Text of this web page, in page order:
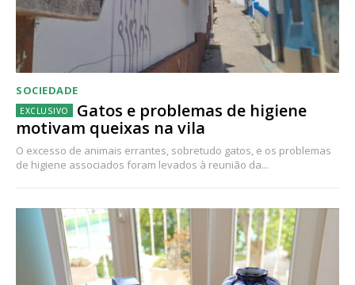
SOCIEDADE
Gatos e problemas de higiene
motivam queixas na vila
O excesso de animais errantes, sobretudo gatos, e os problemas
de higiene associados foram levados à reunião da...